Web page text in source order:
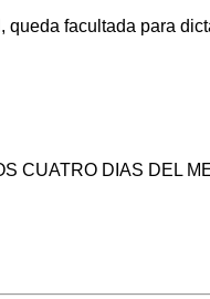
facultada para
CUATRO DIAS DEL